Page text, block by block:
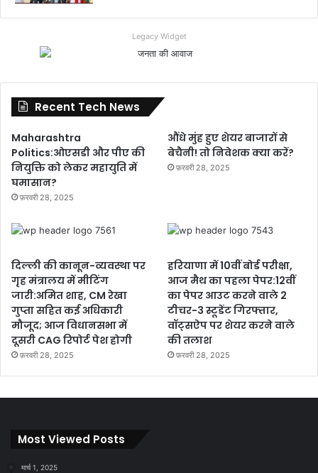
Legacy Widget
Recent Tech News
Maharashtra
Politics:ओएसडी और पीए की
नियुक्ति को लेकर महायुति में
घमासान?
फ़रवरी 28, 2025
औंधे मुंह हुए शेयर बाजारों से
बेचैनी! तो निवेशक क्या करें?
फ़रवरी 28, 2025
दिल्ली की कानून-व्यवस्था पर
गृह मंत्रालय में मीटिंग
जारी:अमित शाह, CM रेखा
गुप्ता सहित कई अधिकारी
मौजूद; आज विधानसभा में
दूसरी CAG रिपोर्ट पेश होगी
फ़रवरी 28, 2025
हरियाणा में 10वीं बोर्ड परीक्षा,
आज मैथ का पहला पेपर:12वीं
का पेपर आउट करने वाले 2
टीचर-3 स्टूडेंट गिरफ्तार,
वॉट्सऐप पर शेयर करने वाले
की तलाश
फ़रवरी 28, 2025
Most Viewed Posts
मार्च 1, 2025